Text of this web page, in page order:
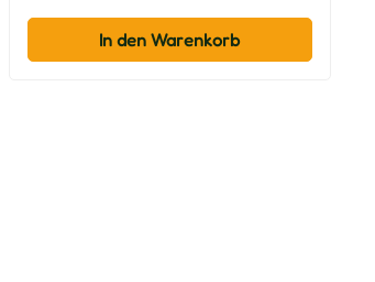
In den Warenkorb